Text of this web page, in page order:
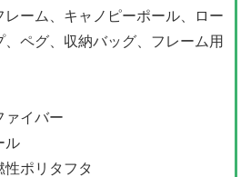
ーム、キャノピーポール、ロー
ペグ、収納バッグ、フレーム用
ァイバー
ル
性ポリタフタ